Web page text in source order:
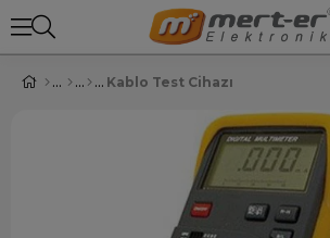
Kablo Test Cihazı